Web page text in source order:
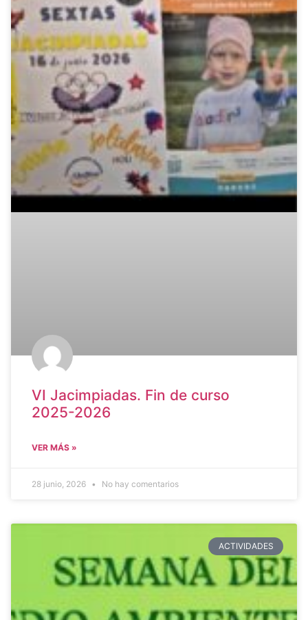
VI Jacimpiadas. Fin de curso
2025-2026
VER MÁS »
28 junio, 2026 No hay comentarios
ACTIVIDADES